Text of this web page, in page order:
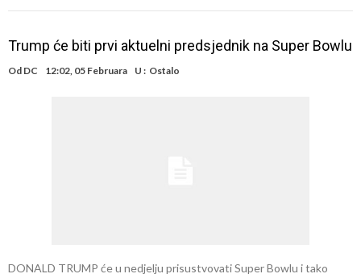
Trump će biti prvi aktuelni predsjednik na Super Bowlu
Od DC 12:02, 05 Februara U : Ostalo
DONALD TRUMP će u nedjelju prisustvovati Super Bowlu i tako